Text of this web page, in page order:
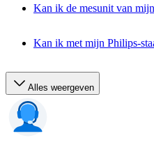
Kan ik de mesunit van
Kan ik met mijn Philips-
Alles weergeven